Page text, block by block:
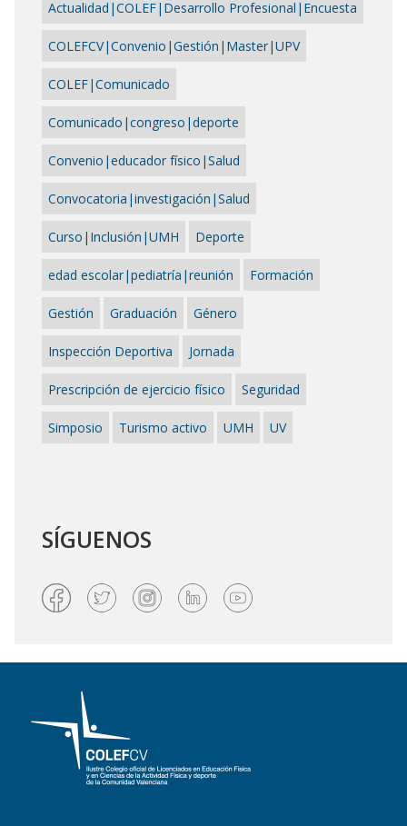
Actualidad|COLEF|Desarrollo Profesional|Encuesta
COLEFCV|Convenio|Gestión|Master|UPV
COLEF|Comunicado
Comunicado|congreso|deporte
Convenio|educador físico|Salud
Convocatoria|investigación|Salud
Curso|Inclusión|UMH Deporte
edad escolar|pediatría|reunión Formación
Gestión Graduación Género
Inspección Deportiva Jornada
Prescripción de ejercicio físico Seguridad
Simposio Turismo activo UMH UV
SÍGUENOS